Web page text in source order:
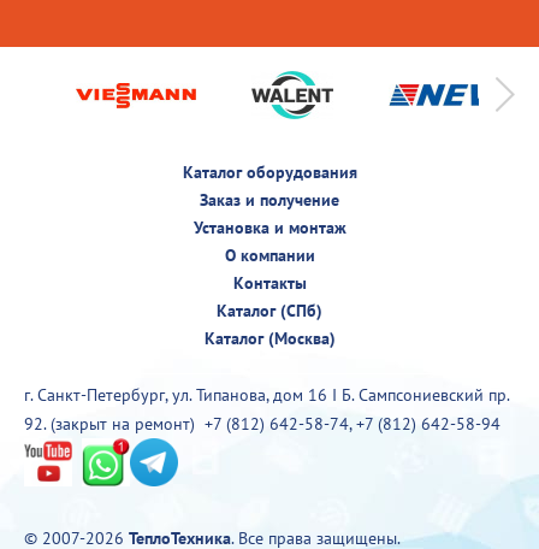
Каталог оборудования
Заказ и получение
Установка и монтаж
О компании
Контакты
Каталог (СПб)
Каталог (Москва)
г. Санкт-Петербург, ул. Типанова, дом 16 I Б. Сампсониевский пр.
92. (закрыт на ремонт) +7 (812) 642-58-74,+7 (812) 642-58-94
© 2007-2026 ТеплоТехника. Все права защищены.